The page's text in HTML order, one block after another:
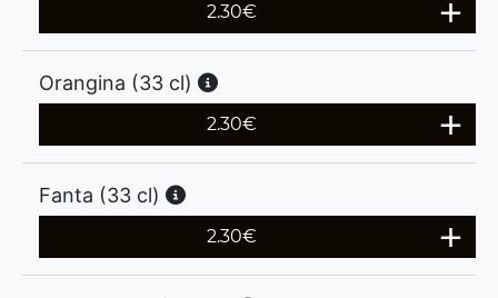
2.30€
Orangina (33 cl)
2.30€
Fanta (33 cl)
2.30€